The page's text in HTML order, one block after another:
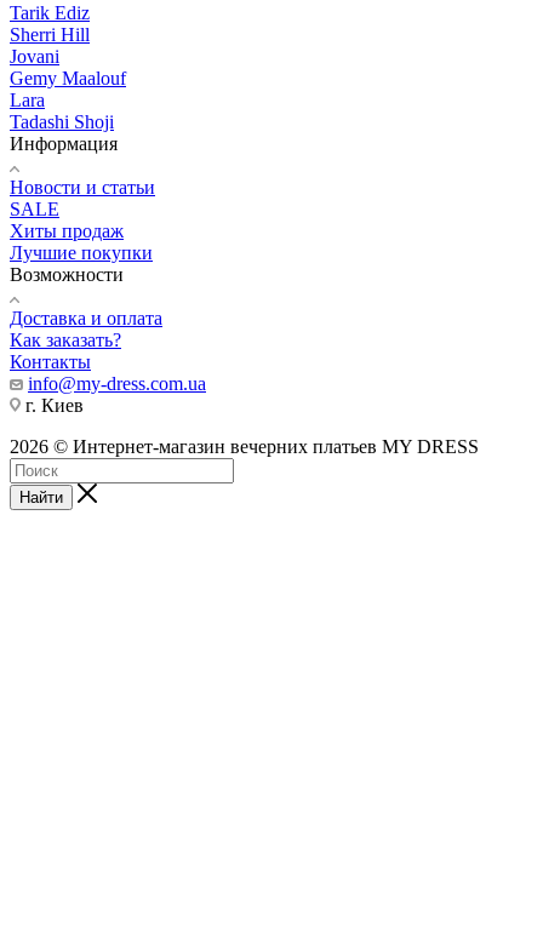
Tarik Ediz
Sherri Hill
Jovani
Gemy Maalouf
Lara
Tadashi Shoji
Информация
Новости и статьи
SALE
Хиты продаж
Лучшие покупки
Возможности
Доставка и оплата
Как заказать?
Контакты
info@my-dress.com.ua
г. Киев
2026 © Интернет-магазин вечерних платьев MY DRESS
Найти